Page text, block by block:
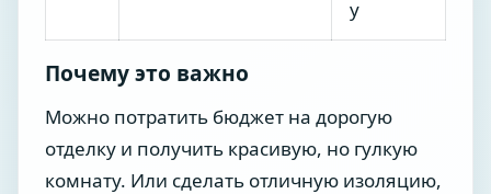
у
Почему это важно
Можно потратить бюджет на дорогую
отделку и получить красивую, но гулкую
комнату. Или сделать отличную изоляцию,